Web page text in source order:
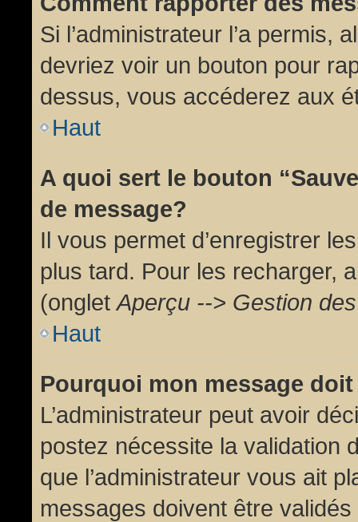
Si l’administrateur l’a permis,
devriez voir un bouton pour
dessus, vous accéderez aux
Haut
A quoi sert le bouton
de message?
Il vous permet d’enregistrer
plus tard. Pour les recharger,
(ongletAperçu --> Gestion
Haut
Pourquoi mon message
L’administrateur peut avoir
postez nécessite la validation
que l’administrateur vous ait
messages doivent être